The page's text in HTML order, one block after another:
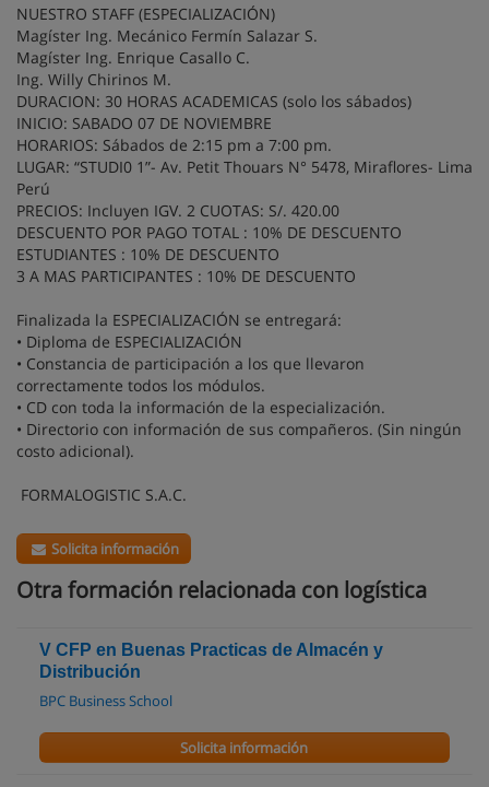
NUESTRO STAFF (ESPECIALIZACIÓN)
Magíster Ing. Mecánico Fermín Salazar S.
Magíster Ing. Enrique Casallo C.
Ing. Willy Chirinos M.
DURACION: 30 HORAS ACADEMICAS (solo los sábados)
INICIO: SABADO 07 DE NOVIEMBRE
HORARIOS: Sábados de 2:15 pm a 7:00 pm.
LUGAR: “STUDI0 1”- Av. Petit Thouars N° 5478, Miraflores- Lima
Perú
PRECIOS: Incluyen IGV. 2 CUOTAS: S/. 420.00
DESCUENTO POR PAGO TOTAL : 10% DE DESCUENTO
ESTUDIANTES : 10% DE DESCUENTO
3 A MAS PARTICIPANTES : 10% DE DESCUENTO
Finalizada la ESPECIALIZACIÓN se entregará:
• Diploma de ESPECIALIZACIÓN
• Constancia de participación a los que llevaron
correctamente todos los módulos.
• CD con toda la información de la especialización.
• Directorio con información de sus compañeros. (Sin ningún
costo adicional).
FORMALOGISTIC S.A.C.
Solicita información
Otra formación relacionada con logística
V CFP en Buenas Practicas de Almacén y
Distribución
BPC Business School
Solicita información